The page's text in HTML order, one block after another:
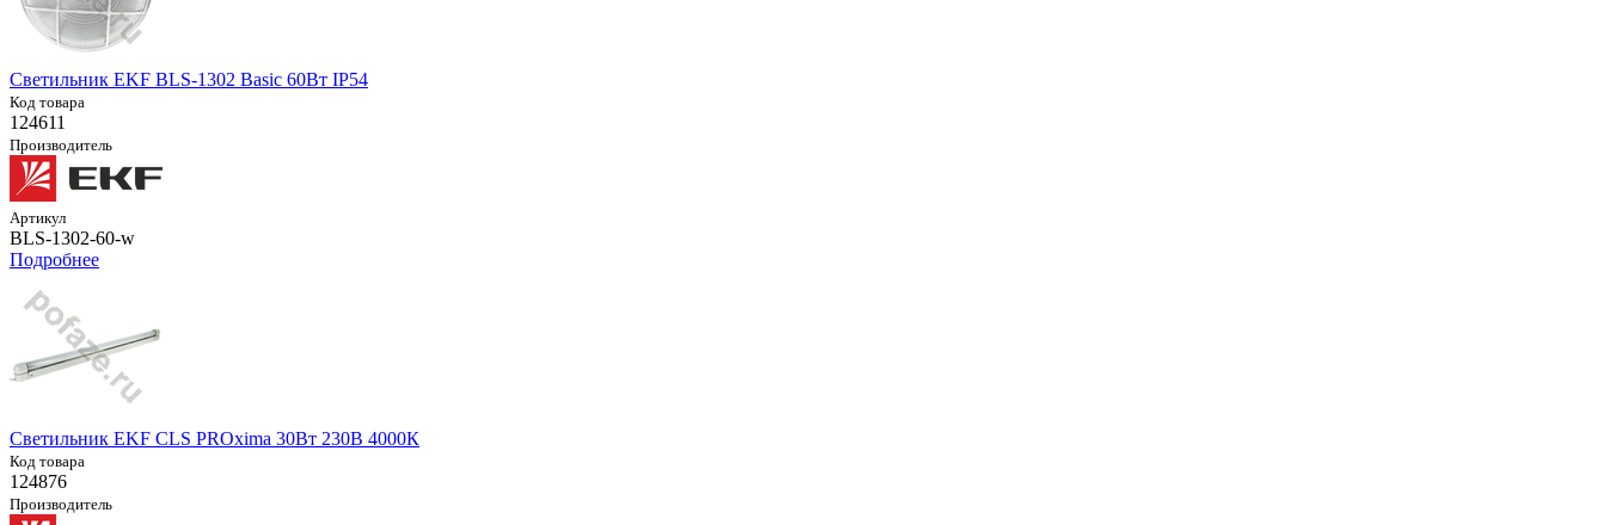
Светильник EKF BLS-1302 Basic 60Вт IP54
Код товара
124611
Производитель
Артикул
BLS-1302-60-w
Подробнее
Светильник EKF CLS PROxima 30Вт 230В 4000К
Код товара
124876
Производитель